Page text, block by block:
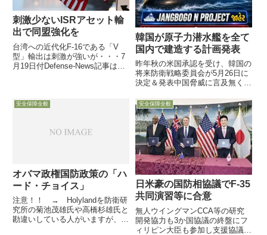
刺激少ないISRアセット輸
出で同盟強化を
台湾への近代化F-16である「V
型」輸出は刺激が強いが・・・7
月19日付Defense-News記事は、
地域諸国との関係...
韓国が原子力潜水艦を全て
国内で建造する計画発表
昨年秋の米国承認を受け、韓国の
将来防衛戦略委員会が5月26日に
決定＆発表中国脅威に言及無く、
理2030年代半ばまでに進水、30
年代末までに運用開始目指す昨年
秋、米大統領はフィラデルフィア
で建造と発言も５月26日...
安全保障全般
オバマ政権国防政策の「ハ
ード・チョイス」
注意！！ → Holylandを防衛研
究所の菊池茂雄氏や高橋杉雄氏と
勘違いしている人がいますが、他
安全保障全般
日米豪の国防相協議でF-35
共同演習等に合意
無人ウイングマンCCA等の研究
開発協力も3か国協議の終盤にフ
ィリピン大臣も参加し支援協議5